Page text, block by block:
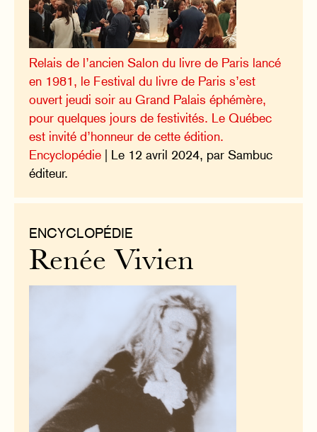
Relais de l’ancien Salon du livre de Paris lancé
en 1981, le Festival du livre de Paris s’est
ouvert jeudi soir au Grand Palais éphémère,
pour quelques jours de festivités. Le Québec
est invité d’honneur de cette édition.
Encyclopédie | Le 12 avril 2024, par Sambuc
éditeur.
ENCYCLOPÉDIE
Renée Vivien